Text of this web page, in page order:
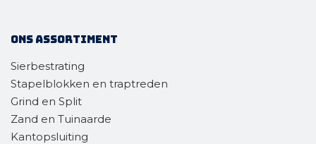
Ons assortiment
Sierbestrating
Stapelblokken en traptreden
Grind en Split
Zand en Tuinaarde
Kantopsluiting